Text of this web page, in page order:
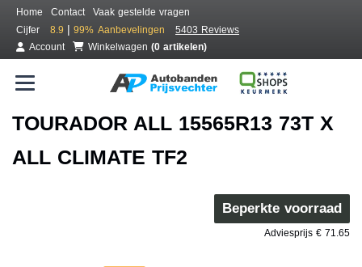
Home Contact
Vaak gestelde vragen
Cijfer
8.9 | 99% Aanbevelingen
5403 Reviews
Account
Winkelwagen (0 artikelen)
TOURADOR ALL 15565R13 73T X
ALL CLIMATE TF2
Beperkte voorraad
Adviesprijs € 71.65